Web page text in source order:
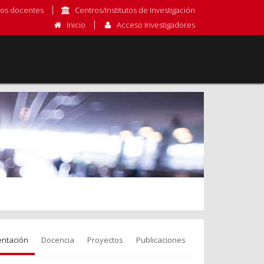
docentes
Centros/Institutos de Investigación
Inicio
Acceso Investigadores
Docencia Proyectos Publicaciones